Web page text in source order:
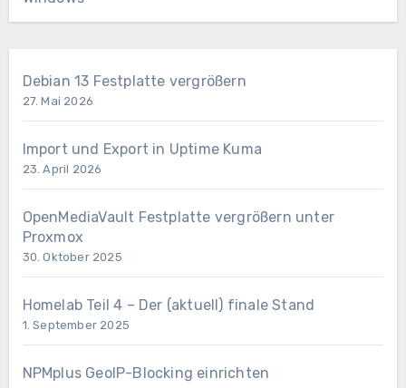
Debian 13 Festplatte vergrößern
27. Mai 2026
Import und Export in Uptime Kuma
23. April 2026
OpenMediaVault Festplatte vergrößern unter
Proxmox
30. Oktober 2025
Homelab Teil 4 – Der (aktuell) finale Stand
1. September 2025
NPMplus GeoIP-Blocking einrichten